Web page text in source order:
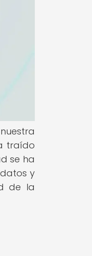
traído
se ha
y
de la